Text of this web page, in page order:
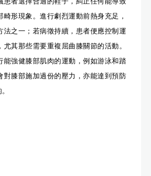
患者選擇合適的鞋子，糾正任何能導致
畸形現象。進行劇烈運動前熱身充足，
法之一；若病徵持續，患者便應控制運
尤其那些需要重複屈曲膝關節的活動。
能強健膝部肌肉的運動，例如游泳和踏
對膝部施加過份的壓力，亦能達到預防